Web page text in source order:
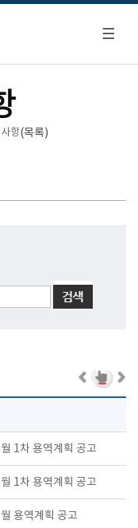
항(목록)
1차 용역계획 공고
1차 용역계획 공고
용역계획 공고